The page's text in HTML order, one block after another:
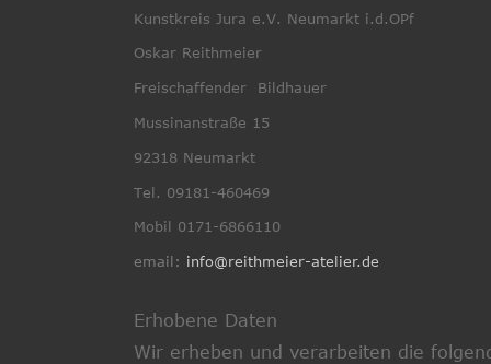
Kunstkreis Jura e.V. Neumarkt i.d.OPf
Oskar Reithmeier
Freischaffender  Bildhauer
Mussinanstraße 15
92318 Neumarkt
Tel. 09181-460469
Mobil 0171-6866110
email: info@reithmeier-atelier.de
Erhobene Daten
Wir erheben und verarbeiten die